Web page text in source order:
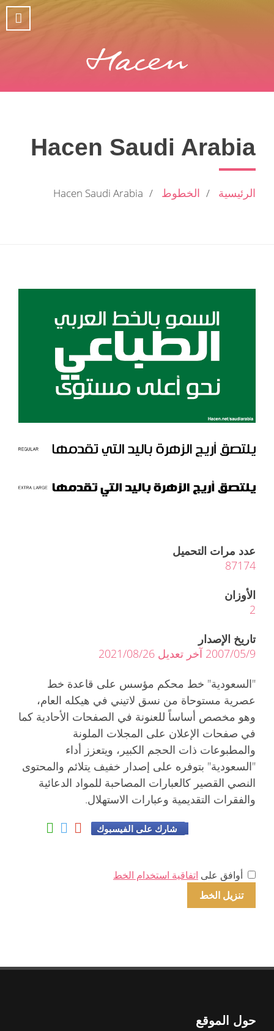
Hacen Saudi Arabia
الرئيسية الخطوط Hacen Saudi Arabia
عدد مرات التحميل
87174
الأوزان
2
تاريخ الإصدار
2007/05/9 آخر تعديل 2021/08/26
"السعودية" خط محكم مؤسس على قاعدة خط
عصرية مستوحاة من نسق لاتيني في هيكله العام،
وهو مخصص أساساً للعنونة في الصفحات الأحادية كما
في صفحات الإعلان على المجلات الملونة
والمطبوعات ذات الحجم الكبير، ويتعزز أداء
"السعودية" بتوفره على إصدار خفيف يتلائم والمحتوى
النصي القصير كالعبارات المصاحبة للمواد الدعائية
والفقرات التقديمية وعبارات الاستهلال.
شارك على الفيسبوك
أوافق على اتفاقية استخدام الخط
حول الموقع